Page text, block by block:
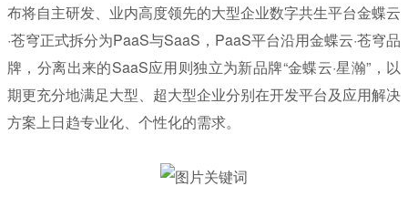
布将自主研发、业内高度领先的大型企业数字共生平台金蝶云
·苍穹正式拆分为PaaS与SaaS，PaaS平台沿用金蝶云·苍穹品
牌，分离出来的SaaS应用则独立为新品牌“金蝶云·星瀚”，以
期更充分地满足大型、超大型企业分别在开发平台及应用解决
方案上日趋专业化、个性化的需求。